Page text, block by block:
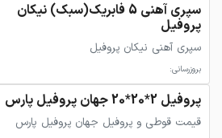
سپری آهنی 5 فابریک(سبک) نیکان
پروفیل
سپری آهنی نیکان پروفیل
بروزرسانی:
پروفیل 2*20*20 جهان پروفیل پارس
قیمت قوطی و پروفیل جهان پروفیل پارس